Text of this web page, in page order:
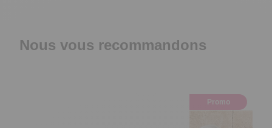
Nous vous recommandons
Promo